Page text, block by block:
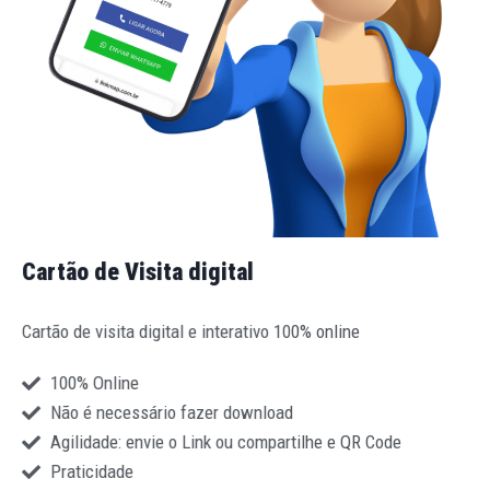
Cartão de Visita digital
Cartão de visita digital e interativo 100% online
100% Online
Não é necessário fazer download
Agilidade: envie o Link ou compartilhe e QR Code
Praticidade